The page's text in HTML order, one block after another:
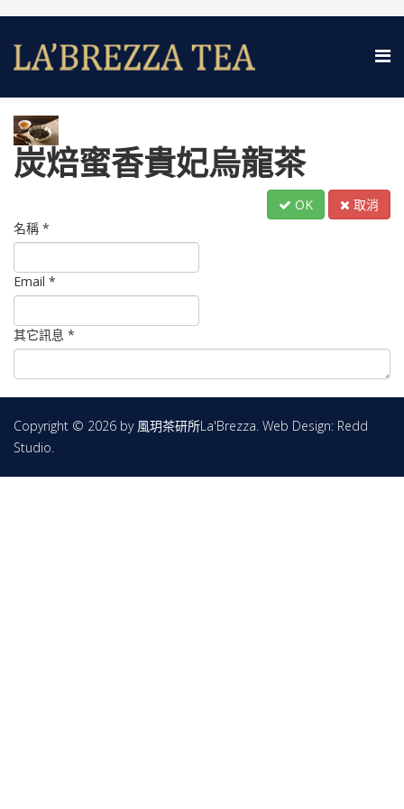
炭焙蜜香貴妃烏龍茶
OK
取消
名稱 *
Email *
其它訊息 *
Copyright © 2026 by 風玥茶研所La'Brezza. Web Design: Redd
Studio.